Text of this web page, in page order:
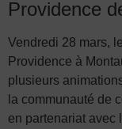
Providence
Vendredi 28 mars,
Providence à
plusieurs
la communauté de
en partenariat avec